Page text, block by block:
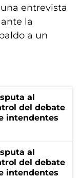
entrevista
la
a un
al
del debate
intendentes
al
del debate
intendentes